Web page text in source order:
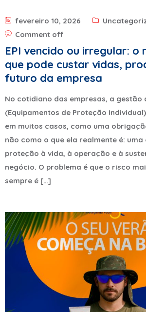
fevereiro 10, 2026
Comment off
EPI vencido ou irregular: o
que pode custar vidas,
futuro da empresa
No cotidiano das empresas, a gestão
(Equipamentos de Proteção
em muitos casos, como uma
não como o que ela realmente é:
proteção à vida, à operação e à
negócio. O problema é que o risco
sempre é […]